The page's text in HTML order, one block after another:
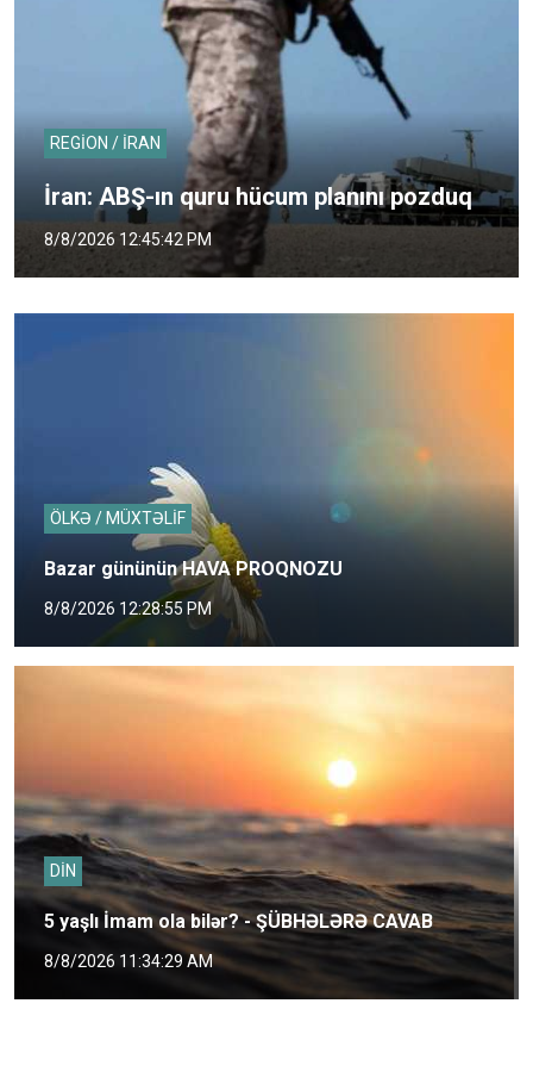
REGİON / İRAN
İran: ABŞ-ın quru hücum planını pozduq
8/8/2026 12:45:42 PM
ÖLKƏ / MÜXTƏLİF
Bazar gününün HAVA PROQNOZU
8/8/2026 12:28:55 PM
DİN
5 yaşlı İmam ola bilər? - ŞÜBHƏLƏRƏ CAVAB
8/8/2026 11:34:29 AM